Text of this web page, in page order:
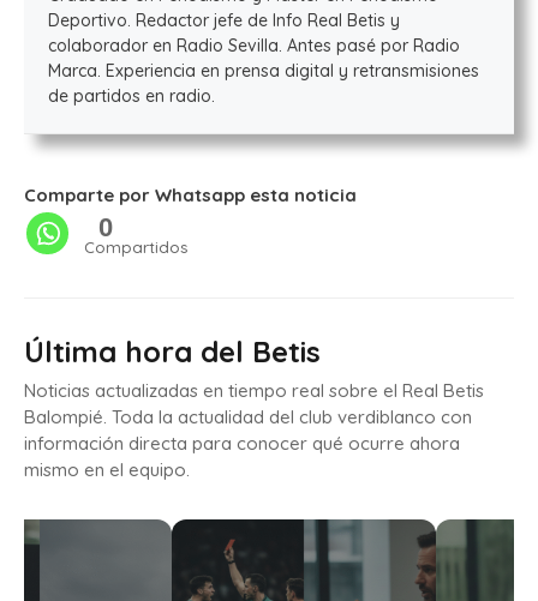
Deportivo. Redactor jefe de Info Real Betis y
colaborador en Radio Sevilla. Antes pasé por Radio
Marca. Experiencia en prensa digital y retransmisiones
de partidos en radio.
Comparte por Whatsapp esta noticia
0
Compartidos
Última hora del Betis
Noticias actualizadas en tiempo real sobre el Real Betis
Balompié. Toda la actualidad del club verdiblanco con
información directa para conocer qué ocurre ahora
mismo en el equipo.